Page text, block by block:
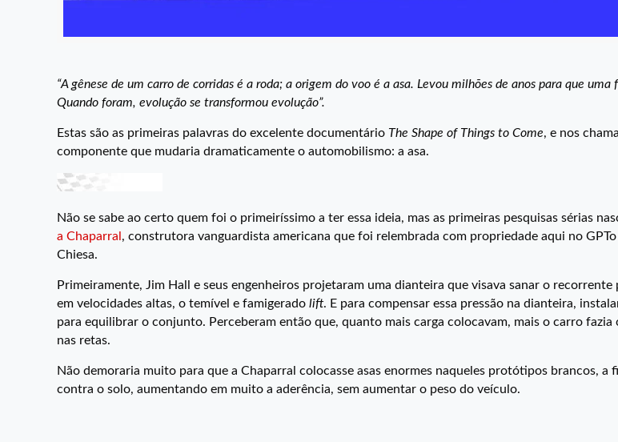
“A gênese de um carro de corridas é a roda; a origem do voo é a asa. Levou milhões de anos para que uma
Quando foram, evolução se transformou evolução”.
Estas são as primeiras palavras do excelente documentário The Shape of Things to Come, e nos
componente que mudaria dramaticamente o automobilismo: a asa.
Não se sabe ao certo quem foi o primeiríssimo a ter essa ideia, mas as primeiras pesquisas sérias
a Chaparral , construtora vanguardista americana que foi relembrada com propriedade aqui no
Chiesa.
Primeiramente, Jim Hall e seus engenheiros projetaram uma dianteira que visava sanar o
em velocidades altas, o temível e famigeradolift. E para compensar essa pressão na dianteira,
para equilibrar o conjunto. Perceberam então que, quanto mais carga colocavam, mais o carro
nas retas.
Não demoraria muito para que a Chaparral colocasse asas enormes naqueles protótipos brancos, a
contra o solo, aumentando em muito a aderência, sem aumentar o peso do veículo.